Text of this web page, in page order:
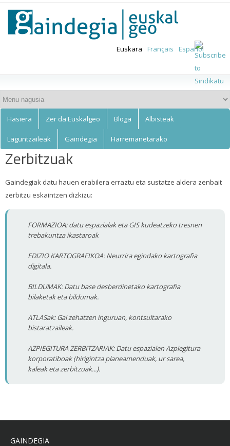
main
content
Euskalgeo
Euskara Français Español
Hasiera Zer da Euskalgeo Bloga Albisteak
Laguntzaileak Gaindegia Harremanetarako
Zerbitzuak
Gaindegiak datu hauen erabilera erraztu eta sustatze aldera zenbait
zerbitzu eskaintzen dizkizu:
FORMAZIOA: datu espazialak eta GIS kudeatzeko tresnen
trebakuntza ikastaroak
EDIZIO KARTOGRAFIKOA: Neurrira egindako kartografia
digitala.
BILDUMAK: Datu base desberdinetako kartografia
bilaketak eta bildumak.
ATLASak: Gai zehatzen inguruan, kontsultarako
bistaratzaileak.
AZPIEGITURA ZERBITZARIAK: Datu espazialen Azpiegitura
korporatiboak (hirigintza planeamenduak, ur sarea,
kaleak eta zerbitzuak...).
GAINDEGIA